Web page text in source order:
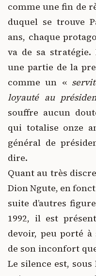
comme une fin de
duquel se trouve
ans, chaque
va de sa
une partie de la
comme un «
loyauté au
souffre aucun
qui totalise onze
général de
dire.
Quant au très
Dion Ngute, en
suite d’autres
1992, il est
devoir, peu porté
de son inconfort
Le silence est,